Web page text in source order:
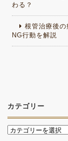
わる？
根管治療後
NG行動を解説
カテゴリー